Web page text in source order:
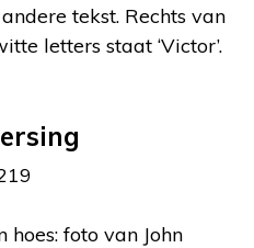
tekst. Rechts van
letters staat ‘Victor’.
foto van John